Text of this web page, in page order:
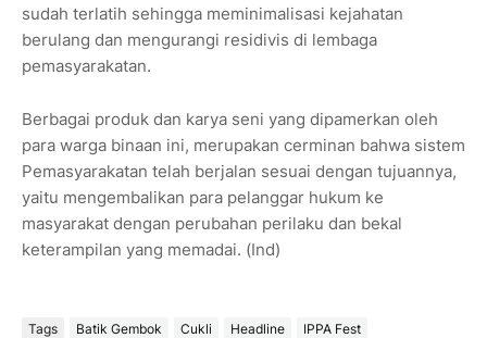
sudah terlatih sehingga meminimalisasi kejahatan
berulang dan mengurangi residivis di lembaga
pemasyarakatan.
Berbagai produk dan karya seni yang dipamerkan oleh
para warga binaan ini, merupakan cerminan bahwa sistem
Pemasyarakatan telah berjalan sesuai dengan tujuannya,
yaitu mengembalikan para pelanggar hukum ke
masyarakat dengan perubahan perilaku dan bekal
keterampilan yang memadai. (Ind)
Tags Batik Gembok Cukli Headline
IPPA Fest